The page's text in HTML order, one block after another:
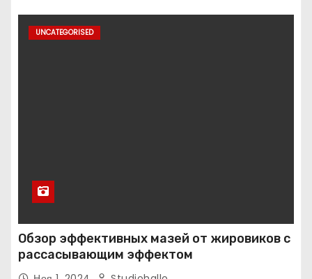
UNCATEGORISED
Обзор эффективных мазей от жировиков с
рассасывающим эффектом